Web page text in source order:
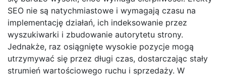
SEO nie są natychmiastowe i wymagają czasu na
implementację działań, ich indeksowanie przez
wyszukiwarki i zbudowanie autorytetu strony.
Jednakże, raz osiągnięte wysokie pozycje mogą
utrzymywać się przez długi czas, dostarczając stały
strumień wartościowego ruchu i sprzedaży. W